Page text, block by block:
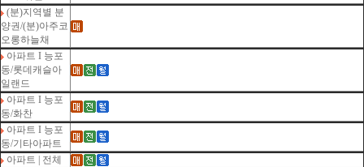
(분)지역별 분
양권/(분)아주코
오롱하늘채
아파트 I 능포
동/롯데캐슬아
일랜드
아파트 I 능포
동/화찬
아파트 I 능포
동/기타아파트
아파트 | 전체